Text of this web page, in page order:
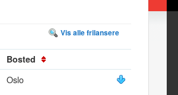
Vis alle frilansere
Bosted
Oslo